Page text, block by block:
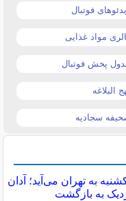
فوتبال
مواد غذایی
پخش فوتبال
البلاغه
سجادیه
به تهران می‌آید؛ آدان
به بازگشت